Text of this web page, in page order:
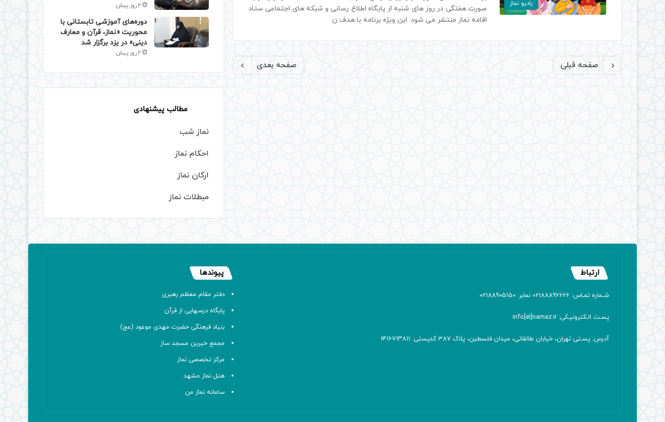
رادیو نماز
صورت هفتگی در روز های شنبه از پایگاه اطلاع رسانی و شبکه های اجتماعی ستاد
اقامه نماز منتشر می شود. این ویژه برنامه با هدف ن
صفحه قبلی صفحه بعدی
2 روز پیش
دوره‌های آموزشی تابستانی با
محوریت «نماز، قرآن و معارف
دینی» در یزد برگزار شد
2 روز پیش
مطالب پیشنهادی
نماز شب
احکام نماز
ارکان نماز
مبطلات نماز
ارتباط
شـماره تمـاس: 02188896666 نمابر: 02188905150
پسـت الـکترونیـکی: info[at]namaz.ir
آدرس: پسـتی تهران، خیابان طالقانی، میدان فلسطین، پلاک 387 کدپستی: ۱۴۱۶۷۱۳۸۱۱
پیوندها
دفتر مقام معظم رهبری
پایگاه درسهایی از قرآن
بنیاد فرهنگی حضرت مهدی موعود (عج)
مجمع خیرین مسجد ساز
مرکز تخصصی نماز
هتل نماز مشهد
سامانه نماز من